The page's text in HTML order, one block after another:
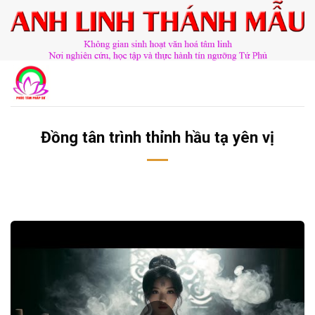
Chuyển
đến
Đồng tân trình thỉnh hầu tạ yên vị